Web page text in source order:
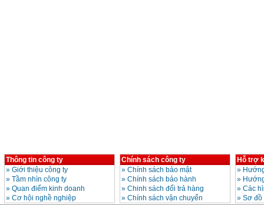
Máy cắt góc đa năng
Makita LS1019L
(1510W)
Giá:14068000
Thông tin công ty
» Giới thiệu công ty
» Tầm nhìn công ty
» Quan điểm kinh doanh
» Cơ hội nghề nghiệp
Chính sách công ty
» Chính sách bảo mật
» Chính sách bảo hành
» Chinh sách đổi trả hàng
» Chính sách vận chuyển
Hỗ trợ
»
»
» Các
» Sơ